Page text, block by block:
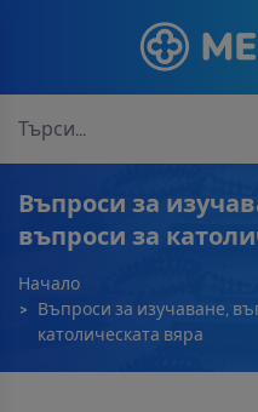
Въпроси за
въпроси за
Начало
Въпроси за изучаване,
католическата вяра